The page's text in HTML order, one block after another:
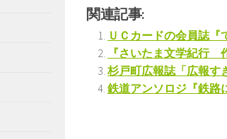
関連記事:
ＵＣカードの会員誌
『さいたま文学紀行
杉戸町広報誌「広報す
鉄道アンソロジ『鉄路